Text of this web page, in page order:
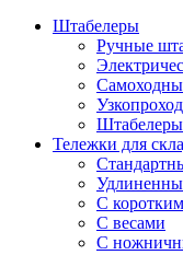
Штабелеры
Ручные
Тележки для
С
С весами
С